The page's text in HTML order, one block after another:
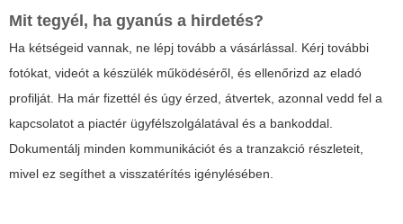
Mit tegyél, ha gyanús a hirdetés?
Ha kétségeid vannak, ne lépj tovább a vásárlással. Kérj további
fotókat, videót a készülék működéséről, és ellenőrizd az eladó
profilját. Ha már fizettél és úgy érzed, átvertek, azonnal vedd fel a
kapcsolatot a piactér ügyfélszolgálatával és a bankoddal.
Dokumentálj minden kommunikációt és a tranzakció részleteit,
mivel ez segíthet a visszatérítés igénylésében.